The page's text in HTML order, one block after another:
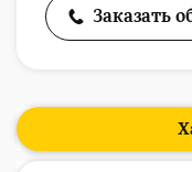
Заказать